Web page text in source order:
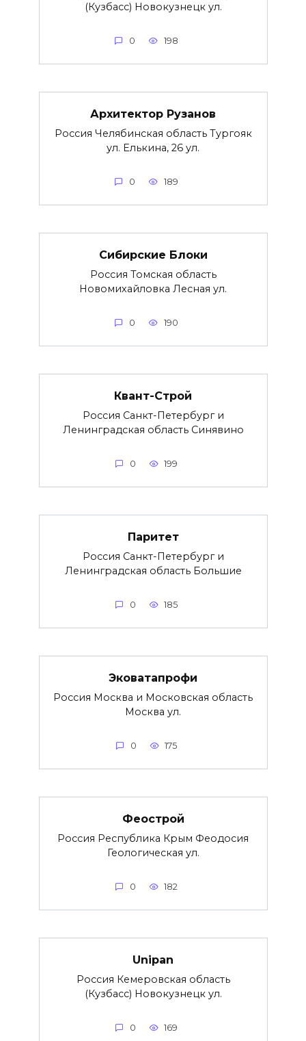
(Кузбасс) Новокузнецк ул.
0 198
Архитектор Рузанов
Россия Челябинская область Тургояк
ул. Елькина, 26 ул.
0 189
Сибирские Блоки
Россия Томская область
Новомихайловка Лесная ул.
0 190
Квант-Строй
Россия Санкт-Петербург и
Ленинградская область Синявино
0 199
Паритет
Россия Санкт-Петербург и
Ленинградская область Большие
0 185
Эковатапрофи
Россия Москва и Московская область
Москва ул.
0 175
Феострой
Россия Республика Крым Феодосия
Геологическая ул.
0 182
Unipan
Россия Кемеровская область
(Кузбасс) Новокузнецк ул.
0 169